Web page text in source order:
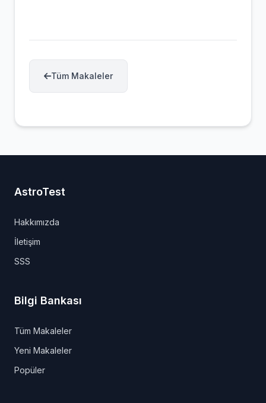
Tüm Makaleler
AstroTest
Hakkımızda
İletişim
SSS
Bilgi Bankası
Tüm Makaleler
Yeni Makaleler
Popüler